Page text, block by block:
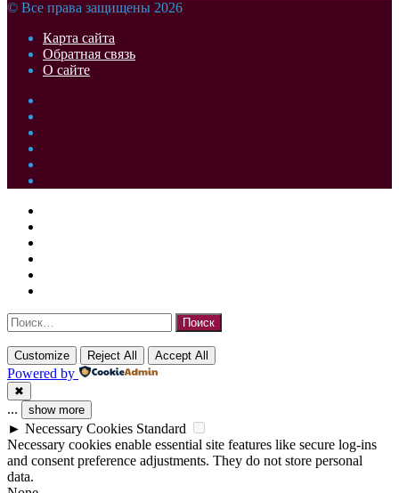
© Все права защищены 2026
Карта сайта
Обратная связь
О сайте
Facebook
Twitter
WhatsApp
Telegram
Кнопка
«Наверх»
Закрыть
Найти:
Customize Reject All Accept All
Powered by
✖
... show more
► Necessary Cookies Standard
Necessary cookies enable essential site features like secure log-ins
and consent preference adjustments. They do not store personal
data.